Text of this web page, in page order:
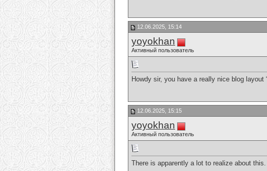
12.06.2025, 15:14
yoyokhan
Активный пользователь
Howdy sir, you have a really nice blog layout
12.06.2025, 15:15
yoyokhan
Активный пользователь
There is apparently a lot to realize about